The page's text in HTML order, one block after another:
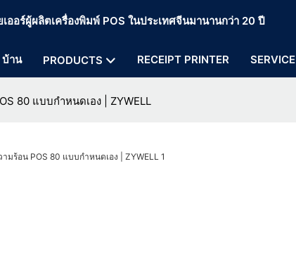
อร์ผู้ผลิตเครื่องพิมพ์ POS ในประเทศจีนมานานกว่า 20 ปี
บ้าน PRODUCTS RECEIPT PRINTER SERVICE
80 แบบกำหนดเอง | ZYWELL